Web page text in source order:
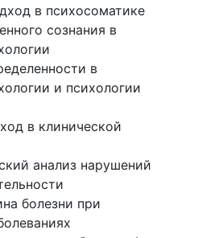
в психосоматике
сознания в
в
и психологии
в клинической
анализ нарушений
болезни при